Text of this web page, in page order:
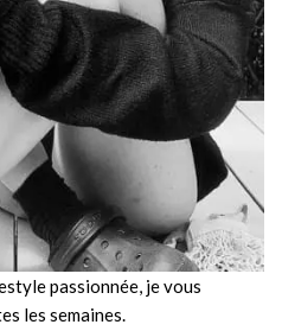
passionnée, je vous
les semaines.